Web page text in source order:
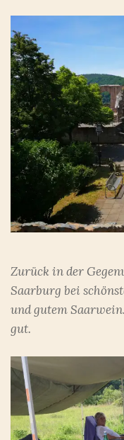
Zurück in der
Saarburg bei
und gutem
gut.